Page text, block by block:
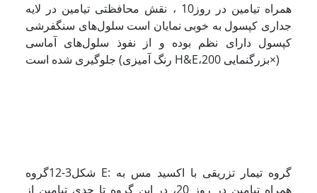
همراه تیامین در روز10 ، نقش محافظتی تیامین در لایه
جداری کپسول به خوبی نمایان است سلول‌های سنگفرشی
کپسول دارای نظم بوده و از نفوذ سلول‌های آماسی
جلوگیری شده است (رنگ آمیزی H&E،بزرگنمایی 200×)
شکل3-12گروه E: گروه تیمار تزریقی با اکسید مس به
همراه تیامین در روز 20، در این گروه تا حدی تیامین از